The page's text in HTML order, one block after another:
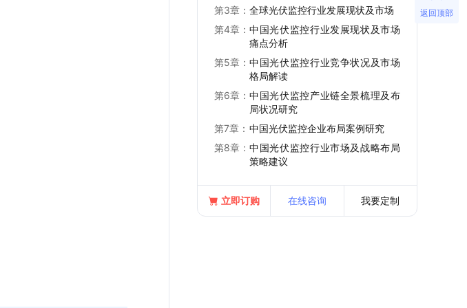
第3章： 全球光伏监控行业发展现状及市场
第4章： 中国光伏监控行业发展现状及市场
痛点分析
第5章： 中国光伏监控行业竞争状况及市场
格局解读
第6章： 中国光伏监控产业链全景梳理及布
局状况研究
第7章： 中国光伏监控企业布局案例研究
第8章： 中国光伏监控行业市场及战略布局
策略建议
立即订购 在线咨询 我要定制
返回顶部